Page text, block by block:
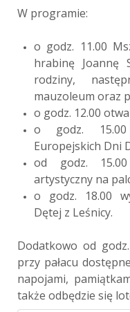
W programie:
o godz. 11.00
hrabinę Joannę
rodziny,
mauzoleum oraz
o godz. 12.00
o godz. 15.00
Europejskich Dni
od godz.
artystyczny na
o godz. 18.00
Dętej z Leśnicy.
Dodatkowo od
przy pałacu
napojami,
także odbędzie się